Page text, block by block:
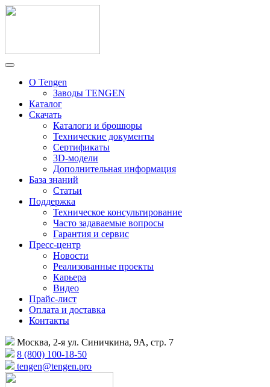
О Tengen
Заводы TENGEN
Каталог
Скачать
Каталоги и брошюры
Технические документы
Сертификаты
3D-модели
Дополнительная информация
База знаний
Статьи
Поддержка
Техническое консультирование
Часто задаваемые вопросы
Гарантия и сервис
Пресс-центр
Новости
Реализованные проекты
Карьера
Видео
Прайс-лист
Оплата и доставка
Контакты
Москва, 2-я ул. Синичкина, 9А, стр. 7
8 (800) 100-18-50
tengen@tengen.pro